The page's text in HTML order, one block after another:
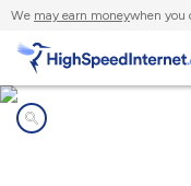
We may earn moneywhen you